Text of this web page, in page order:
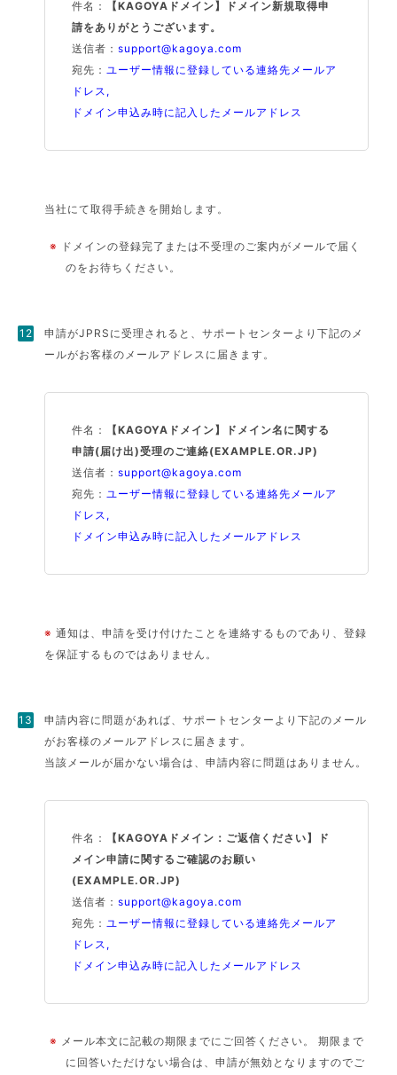
件名：
【KAGOYAドメイン】ドメイン新規取得申
請をありがとうございます。
送信者：support@kagoya.com
宛先：ユーザー情報に登録している連絡先メールア
ドレス,
ドメイン申込み時に記入したメールアドレス
当社にて取得手続きを開始します。
※
ドメインの登録完了または不受理のご案内がメールで届く
のをお待ちください。
申請がJPRSに受理されると、サポートセンターより下記のメ
ールがお客様のメールアドレスに届きます。
件名：
【KAGOYAドメイン】ドメイン名に関する
申請(届け出)受理のご連絡(EXAMPLE.OR.JP)
送信者：support@kagoya.com
宛先：ユーザー情報に登録している連絡先メールア
ドレス,
ドメイン申込み時に記入したメールアドレス
※通知は、申請を受け付けたことを連絡するものであり、登録
を保証するものではありません。
申請内容に問題があれば、サポートセンターより下記のメール
がお客様のメールアドレスに届きます。
当該メールが届かない場合は、申請内容に問題はありません。
件名：
【KAGOYAドメイン：ご返信ください】ド
メイン申請に関するご確認のお願い
(EXAMPLE.OR.JP)
送信者：support@kagoya.com
宛先：ユーザー情報に登録している連絡先メールア
ドレス,
ドメイン申込み時に記入したメールアドレス
※ メール本文に記載の期限までにご回答ください。 期限まで
に回答いただけない場合は、申請が無効となりますのでご